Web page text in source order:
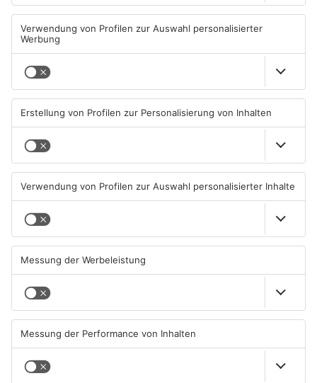
Goldbach kürt seine besten
Arschbomben-Springer
08.08.2026, 15:55 UHR IN KREIS
Kahlgrund-Gemeinden
wollen künftig enger
07.08.2026, 16:15 UHR IN KREIS
beim Alzenauer Stadtfest
TOPNEWS
Neue Baugrundstücke für